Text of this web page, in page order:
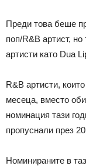
Преди това беше
поп/R&B артист,
артисти като Dua
R&B артисти,
месеца, вместо
номинация тази
пропуснали през
Номинираните в